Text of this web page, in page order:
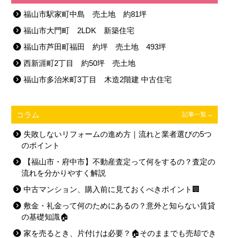
福山市駅家町中島 売土地 約81坪
福山市大門町 2LDK 新築住宅
福山市芦田町福田 約坪 売土地 493坪
西新涯町2丁目 約50坪 売土地
福山市多治米町3丁目 木造2階建 中古住宅
コラム 記事一覧→
失敗しないリフォームの進め方｜流れと業者選びの5つ
のポイント
【福山市・府中市】不動産査定って何をするの？査定の
流れを分かりやすく解説
中古マンション、購入前に見ておくべきポイント🏢
敷金・礼金って何のためにあるの？意外と知らない賃貸
の基礎知識🏠
家を売るとき、片付けは必要？🏠そのままでも売却でき